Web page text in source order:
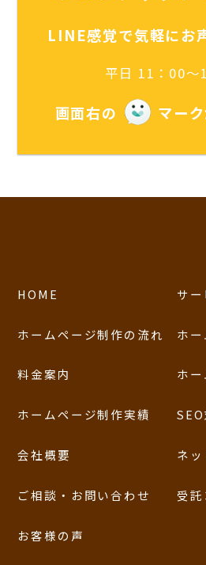
LINE感覚で気軽にお
平日 11：00～
画面右の マー
HOME
ホームページ制作の流れ
料金案内
ホームページ制作実績
会社概要
ご相談・お問い合わせ
サ
ホ
ホ
ネ
受
お客様の声